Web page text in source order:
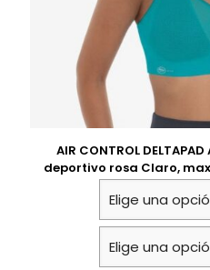
AIR CONTROL
deportivo rosa Claro,